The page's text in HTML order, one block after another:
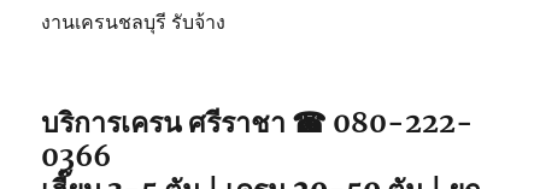
งานเครนชลบุรี รับจ้าง
บริการเครน ศรีราชา ☎ 080-222-
0366